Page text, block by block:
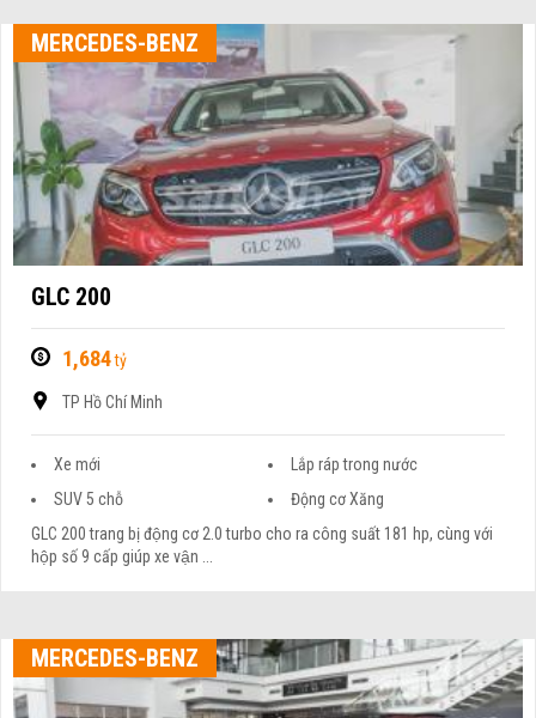
MERCEDES-BENZ
GLC 200
1,684tỷ
TP Hồ Chí Minh
Xe mới
Lắp ráp trong nước
SUV 5 chỗ
Động cơ Xăng
GLC 200 trang bị động cơ 2.0 turbo cho ra công suất 181 hp, cùng với
hộp số 9 cấp giúp xe vận ...
MERCEDES-BENZ